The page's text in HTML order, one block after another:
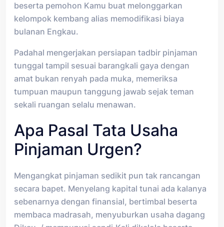
beserta pemohon Kamu buat melonggarkan
kelompok kembang alias memodifikasi biaya
bulanan Engkau.
Padahal mengerjakan persiapan tadbir pinjaman
tunggal tampil sesuai barangkali gaya dengan
amat bukan renyah pada muka, memeriksa
tumpuan maupun tanggung jawab sejak teman
sekali ruangan selalu menawan.
Apa Pasal Tata Usaha
Pinjaman Urgen?
Mengangkat pinjaman sedikit pun tak rancangan
secara bapet. Menyelang kapital tunai ada kalanya
sebenarnya dengan finansial, bertimbal beserta
membaca madrasah, menyuburkan usaha dagang